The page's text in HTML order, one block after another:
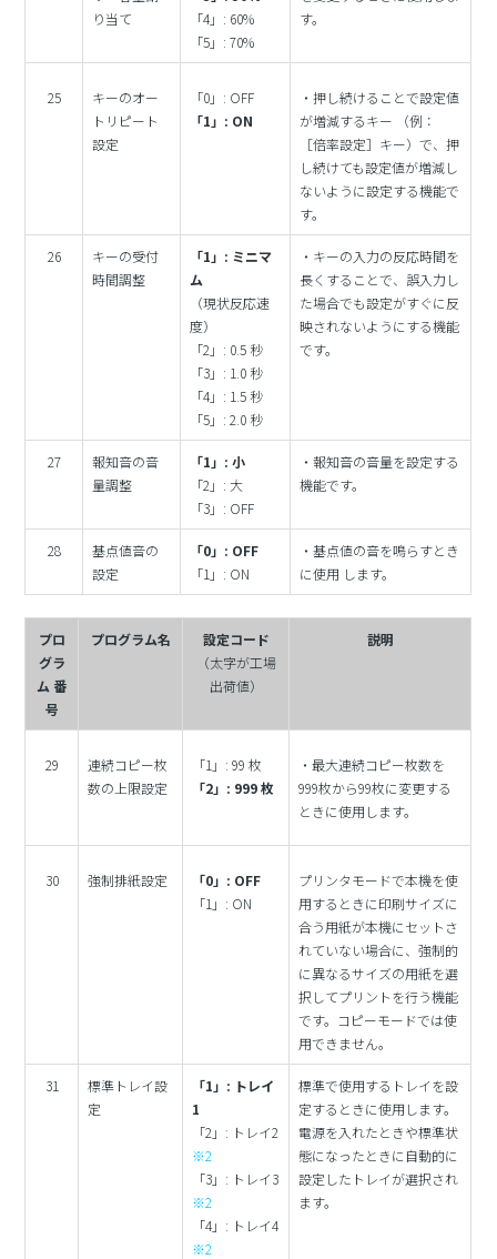
り当て
「4」: 60%
「5」: 70%
す。
25
キーのオー
トリピート
設定
「0」: OFF
「1」: ON
・押し続けることで設定値
が増減するキー （例：
［倍率設定］キー）で、押
し続けても設定値が増減し
ないように設定する機能で
す。
26
キーの受付
時間調整
「1」: ミニマ
ム
（現状反応速
度）
「2」: 0.5 秒
「3」: 1.0 秒
「4」: 1.5 秒
「5」: 2.0 秒
・キーの入力の反応時間を
長くすることで、誤入力し
た場合でも設定がすぐに反
映されないようにする機能
です。
27
報知音の音
量調整
「1」: 小
「2」: 大
「3」: OFF
・報知音の音量を設定する
機能です。
28
基点値音の
設定
「0」: OFF
「1」: ON
・基点値の音を鳴らすとき
に使用 します。
プロ
グラ
ム 番
号
プログラム名
設定コード
（太字が工場
出荷値）
説明
29
連続コピー枚
数の上限設定
「1」: 99 枚
「2」: 999 枚
・最大連続コピー枚数を
999枚から99枚に変更する
ときに使用します。
30 強制排紙設定
「0」: OFF
「1」: ON
プリンタモードで本機を使
用するときに印刷サイズに
合う用紙が本機にセットさ
れていない場合に、強制的
に異なるサイズの用紙を選
択してプリントを行う機能
です。コピーモードでは使
用できません。
31
標準トレイ設
定
「1」: トレイ
1
「2」: トレイ2
※2
「3」: トレイ3
※2
「4」: トレイ4
※2
標準で使用するトレイを設
定するときに使用します。
電源を入れたときや標準状
態になったときに自動的に
設定したトレイが選択され
ます。